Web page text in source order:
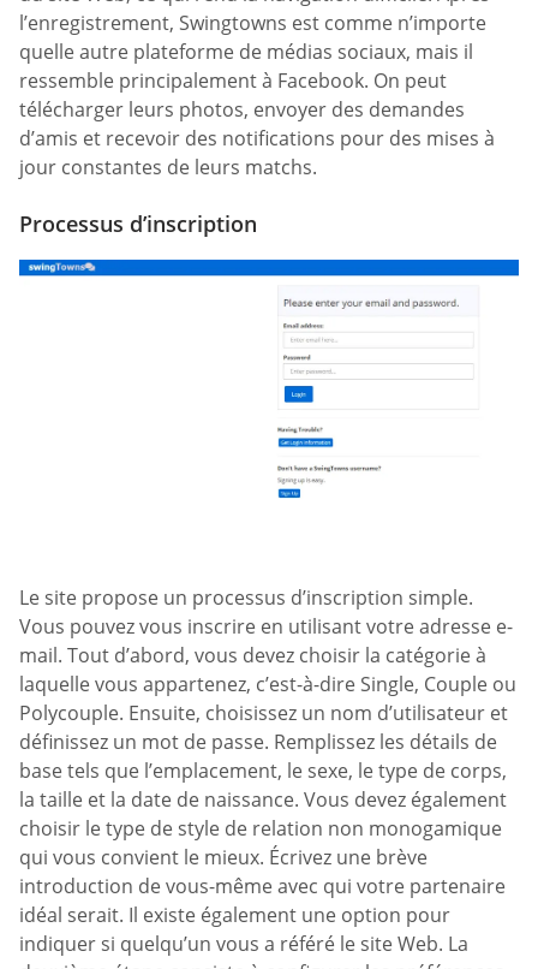
l’enregistrement, Swingtowns est comme n’importe
quelle autre plateforme de médias sociaux, mais il
ressemble principalement à Facebook. On peut
télécharger leurs photos, envoyer des demandes
d’amis et recevoir des notifications pour des mises à
jour constantes de leurs matchs.
Processus d’inscription
Le site propose un processus d’inscription simple.
Vous pouvez vous inscrire en utilisant votre adresse e-
mail. Tout d’abord, vous devez choisir la catégorie à
laquelle vous appartenez, c’est-à-dire Single, Couple ou
Polycouple. Ensuite, choisissez un nom d’utilisateur et
définissez un mot de passe. Remplissez les détails de
base tels que l’emplacement, le sexe, le type de corps,
la taille et la date de naissance. Vous devez également
choisir le type de style de relation non monogamique
qui vous convient le mieux. Écrivez une brève
introduction de vous-même avec qui votre partenaire
idéal serait. Il existe également une option pour
indiquer si quelqu’un vous a référé le site Web. La